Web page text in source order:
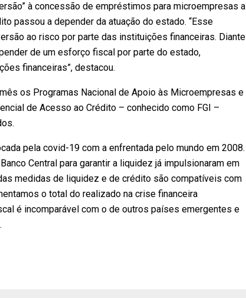
à concessão de empréstimos para microempresas a
passou a depender da atuação do estado. “Esse
ao risco por parte das instituições financeiras. Diante
de um esforço fiscal por parte do estado,
financeiras”, destacou.
os Programas Nacional de Apoio às Microempresas e
de Acesso ao Crédito – conhecido como FGI –
pela covid-19 com a enfrentada pelo mundo em 2008.
Central para garantir a liquidez já impulsionaram em
medidas de liquidez e de crédito são compatíveis com
o total do realizado na crise financeira
é incomparável com o de outros países emergentes e